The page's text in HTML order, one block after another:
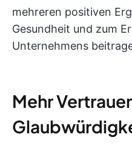
mehreren positiven
Gesundheit und zum
Unternehmens
Mehr